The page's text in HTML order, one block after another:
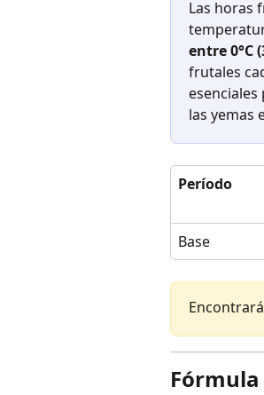
Las horas
entre 0°C
frutales
las yemas
Período
Base